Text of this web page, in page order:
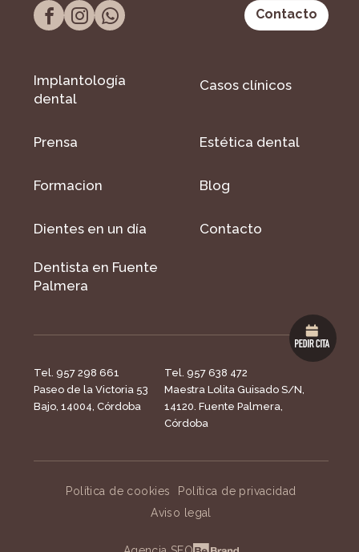
Contacto
Implantología
dental
Casos clínicos
Prensa Estética dental
Formacion Blog
Dientes en un día Contacto
Dentista en Fuente
Palmera
Tel. 957 298 661
Paseo de la Victoria 53
Bajo, 14004, Córdoba
Tel. 957 638 472
Maestra Lolita Guisado S/N,
14120. Fuente Palmera,
Córdoba
Política de cookies
Política de privacidad
Aviso legal